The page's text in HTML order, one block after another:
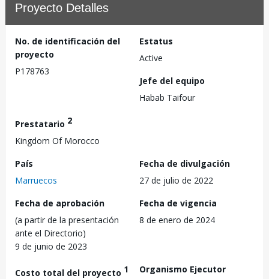
Proyecto Detalles
No. de identificación del
proyecto
P178763
Estatus
Active
Jefe del equipo
Habab Taifour
Prestatario 2
Kingdom Of Morocco
País
Marruecos
Fecha de divulgación
27 de julio de 2022
Fecha de aprobación
(a partir de la presentación
ante el Directorio)
9 de junio de 2023
Fecha de vigencia
8 de enero de 2024
Costo total del proyecto 1
Organismo Ejecutor